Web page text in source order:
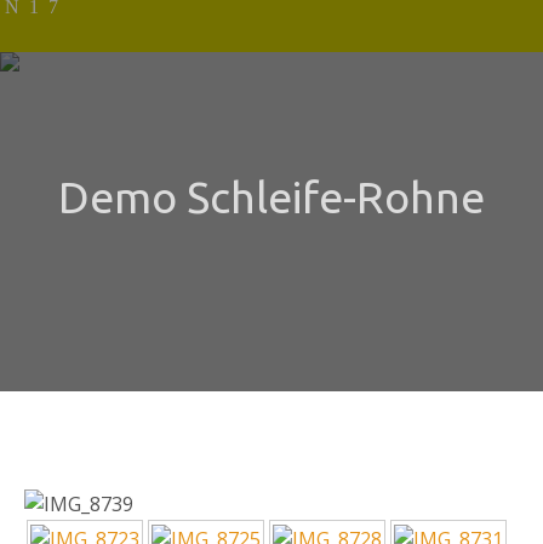
Demo Schleife-Rohne